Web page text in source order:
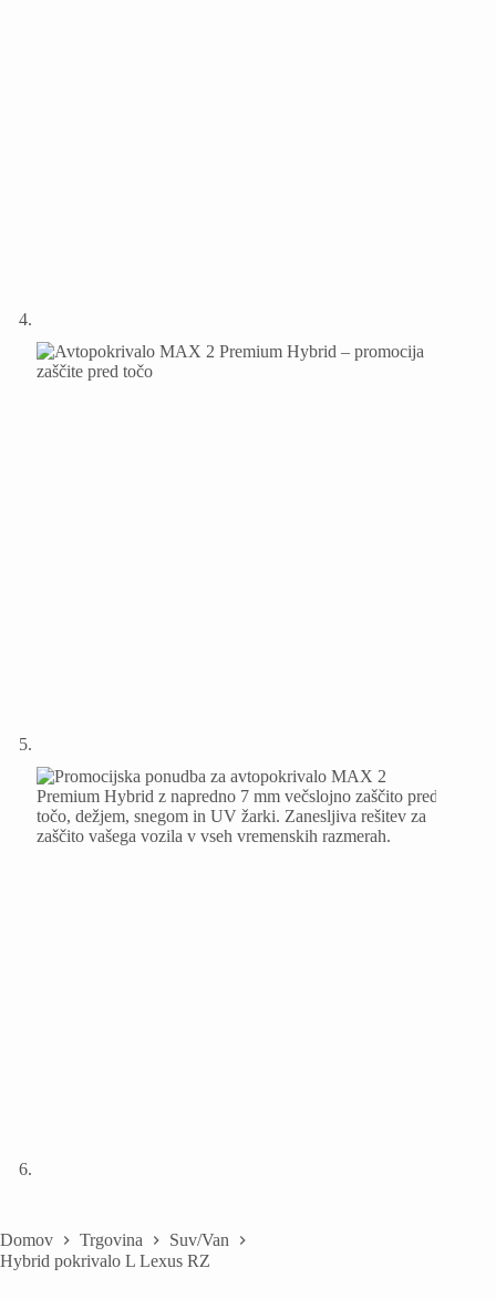
Domov Trgovina
Suv/Van
Hybrid pokrivalo L Lexus RZ